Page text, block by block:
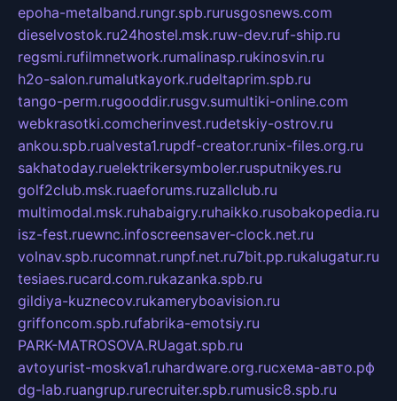
epoha-metalband.rungr.spb.rurusgosnews.com
dieselvostok.ru24hostel.msk.ruw-dev.ruf-ship.ru
regsmi.rufilmnetwork.rumalinasp.rukinosvin.ru
h2o-salon.rumalutkayork.rudeltaprim.spb.ru
tango-perm.rugooddir.rusgv.sumultiki-online.com
webkrasotki.comcherinvest.rudetskiy-ostrov.ru
ankou.spb.rualvesta1.rupdf-creator.runix-files.org.ru
sakhatoday.ruelektrikersymboler.rusputnikyes.ru
golf2club.msk.ruaeforums.ruzallclub.ru
multimodal.msk.ruhabaigry.ruhaikko.rusobakopedia.ru
isz-fest.ruewnc.infoscreensaver-clock.net.ru
volnav.spb.rucomnat.runpf.net.ru7bit.pp.rukalugatur.ru
tesiaes.rucard.com.rukazanka.spb.ru
gildiya-kuznecov.rukameryboavision.ru
griffoncom.spb.rufabrika-emotsiy.ru
PARK-MATROSOVA.RUagat.spb.ru
avtoyurist-moskva1.ruhardware.org.ruсхема-авто.рф
dg-lab.ruangrup.rurecruiter.spb.rumusic8.spb.ru